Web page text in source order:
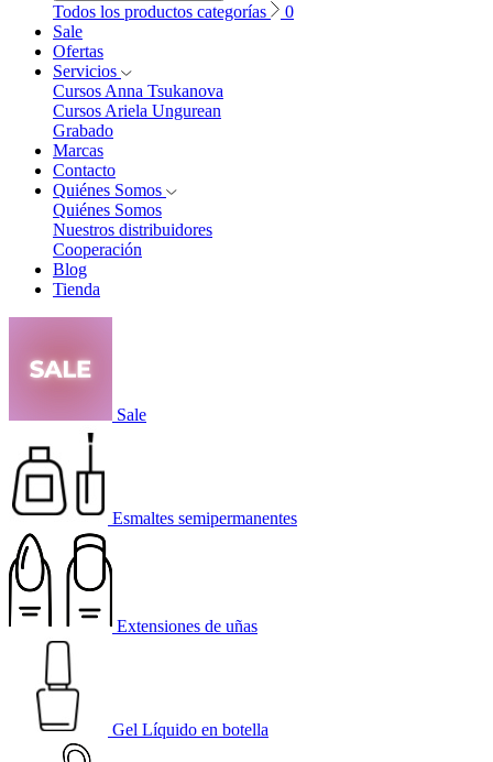
Todos los productos categorías
0
Sale
Ofertas
Servicios
Cursos Anna Tsukanova
Cursos Ariela Ungurean
Grabado
Marcas
Contacto
Quiénes Somos
Quiénes Somos
Nuestros distribuidores
Cooperación
Blog
Tienda
Sale
Esmaltes semipermanentes
Extensiones de uñas
Gel Líquido en botella